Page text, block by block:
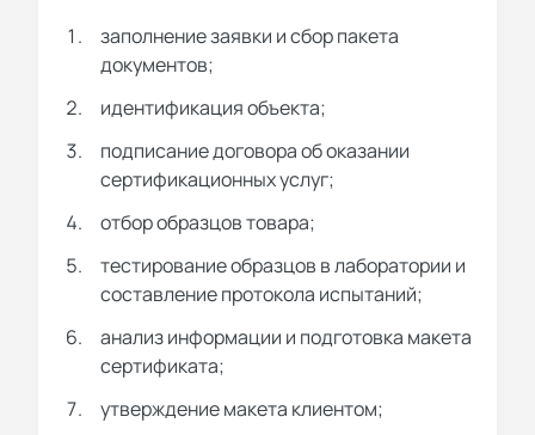
заполнение заявки и сбор пакета
документов;
идентификация объекта;
подписание договора об оказании
сертификационных услуг;
отбор образцов товара;
тестирование образцов в лаборатории и
составление протокола испытаний;
анализ информации и подготовка макета
сертификата;
утверждение макета клиентом;